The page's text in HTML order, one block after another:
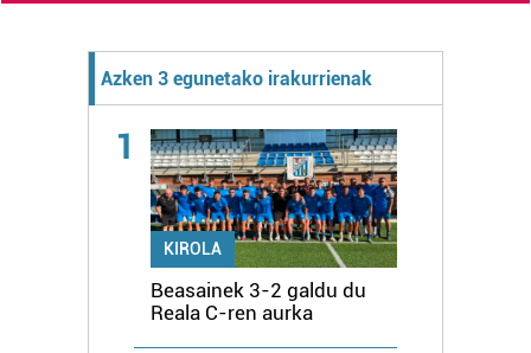
Azken 3 egunetako irakurrienak
1
KIROLA
Beasainek 3-2 galdu du
Reala C-ren aurka